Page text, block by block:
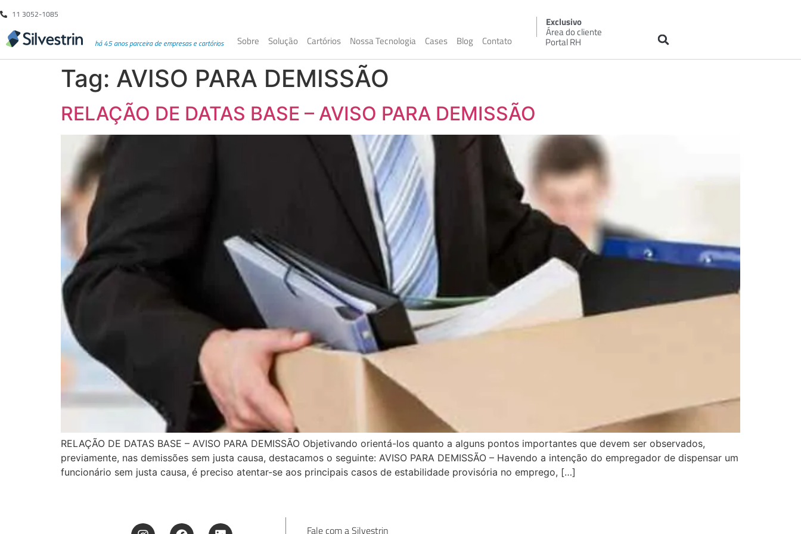
11 3052-1085
há 45 anos parceira de empresas e cartórios Sobre Solução Cartórios Nossa Tecnologia Cases Blog Contato
Exclusivo
Área do cliente
Portal RH
Tag: AVISO PARA DEMISSÃO
RELAÇÃO DE DATAS BASE – AVISO PARA DEMISSÃO
RELAÇÃO DE DATAS BASE – AVISO PARA DEMISSÃO Objetivando orientá-los quanto a alguns pontos importantes que devem ser observados,
previamente, nas demissões sem justa causa, destacamos o seguinte: AVISO PARA DEMISSÃO – Havendo a intenção do empregador de dispensar um
funcionário sem justa causa, é preciso atentar-se aos principais casos de estabilidade provisória no emprego, […]
Fale com a Silvestrin